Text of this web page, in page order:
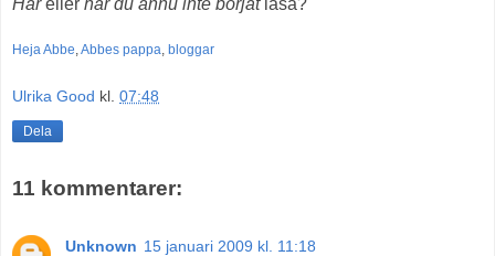
Hareller har du ännu inte börjatläsa?
Heja Abbe,Abbes pappa, bloggar
Ulrika Good kl. 07:48
Dela
11 kommentarer:
Unknown 15 januari 2009 kl. 11:18